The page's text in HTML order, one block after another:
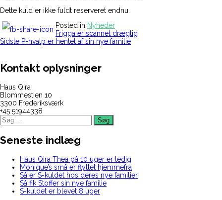
Dette kuld er ikke fuldt reserveret endnu.
Posted in Nyheder
IndlægsnavigationFrigga er scannet drægtig
Sidste P-hvalp er hentet af sin nye familie
Kontakt oplysninger
Haus Qira
Blommestien 10
3300 Frederiksværk
+45 51944338
Søg
efter:
Seneste indlæg
Haus Qira Thea på 10 uger er ledig
Monique’s små er flyttet hjemmefra
Så er S-kuldet hos deres nye familier
Så fik Stoffer sin nye familie
S-kuldet er blevet 8 uger